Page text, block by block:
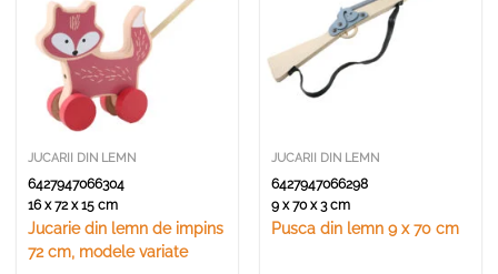
JUCARII DIN LEMN
6427947066304
16 x 72 x 15 cm
Jucarie din lemn de impins
72 cm, modele variate
JUCARII DIN LEMN
6427947066298
9 x 70 x 3 cm
Pusca din lemn 9 x 70 cm